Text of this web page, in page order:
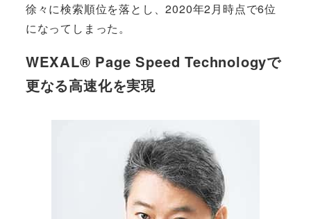
徐々に検索順位を落とし、2020年2月時点で6位
になってしまった。
WEXAL® Page Speed Technologyで
更なる高速化を実現